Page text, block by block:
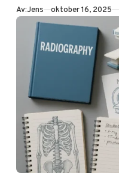
Av:Jens Publicerad
oktober 16, 2025